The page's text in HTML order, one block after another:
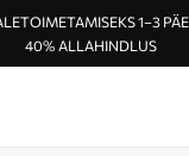
1–3
40% ALLAHINDLUS